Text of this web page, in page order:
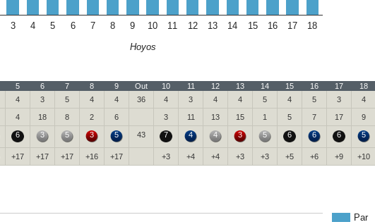
3 4 5 6 7 8 9 10 11 12 13 14 15 16 17 18
Hoyos
5 6 7 8 9 Out 10 11 12 13 14 15 16 17
18
4 3 5 4 4 36 4 3 4 4 5 4 5 3 4
4 18 8 2 6 3 11 13 15 1 5 7 17 9
6 3 5 3 5 43 7 4 4 3 5 6 6 6 5
+17 +17 +17 +16 +17 +3 +4 +4 +3 +3 +5 +6 +9 +10
Par